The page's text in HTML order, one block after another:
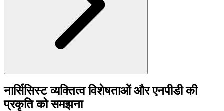
नार्सिसिस्ट व्यक्तित्व विशेषताओं और एनपीडी की
प्रकृति को समझना